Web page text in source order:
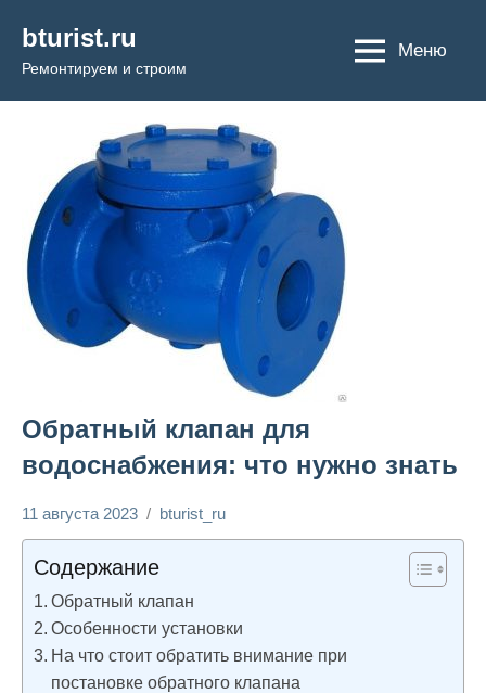
содержимому
bturist.ru
Ремонтируем и строим
Меню
Обратный клапан для
водоснабжения: что нужно знать
ремонтируем
11 августа 2023 bturist_ru
комментариев
Содержание
Обратный клапан
Особенности установки
На что стоит обратить внимание при
постановке обратного клапана